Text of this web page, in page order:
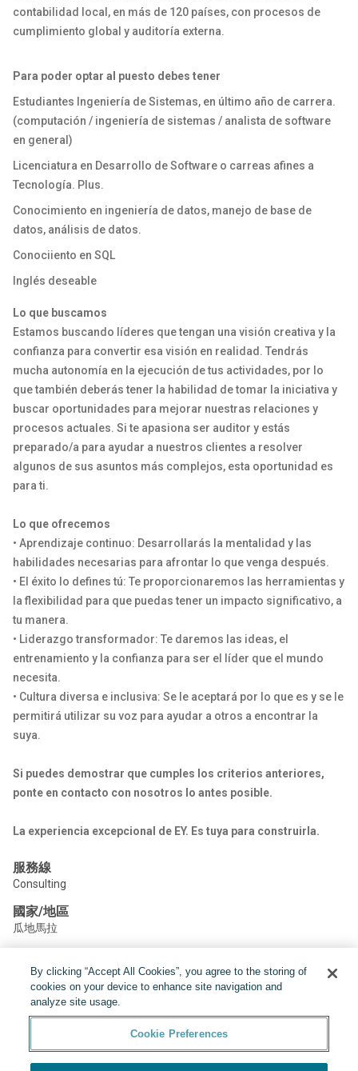
contabilidad local, en más de 120 países, con procesos de
cumplimiento global y auditoría externa.
Para poder optar al puesto debes tener
Estudiantes Ingeniería de Sistemas, en último año de carrera.
(computación / ingeniería de sistemas / analista de software
en general)
Licenciatura en Desarrollo de Software o carreas afines a
Tecnología. Plus.
Conocimiento en ingeniería de datos, manejo de base de
datos, análisis de datos.
Conociiento en SQL
Inglés deseable
Lo que buscamos
Estamos buscando líderes que tengan una visión creativa y la
confianza para convertir esa visión en realidad. Tendrás
mucha autonomía en la ejecución de tus actividades, por lo
que también deberás tener la habilidad de tomar la iniciativa y
buscar oportunidades para mejorar nuestras relaciones y
procesos actuales. Si te apasiona ser auditor y estás
preparado/a para ayudar a nuestros clientes a resolver
algunos de sus asuntos más complejos, esta oportunidad es
para ti.
Lo que ofrecemos
• Aprendizaje continuo: Desarrollarás la mentalidad y las
habilidades necesarias para afrontar lo que venga después.
• El éxito lo defines tú: Te proporcionaremos las herramientas y
la flexibilidad para que puedas tener un impacto significativo, a
tu manera.
• Liderazgo transformador: Te daremos las ideas, el
entrenamiento y la confianza para ser el líder que el mundo
necesita.
• Cultura diversa e inclusiva: Se le aceptará por lo que es y se le
permitirá utilizar su voz para ayudar a otros a encontrar la
suya.
Si puedes demostrar que cumples los criterios anteriores,
ponte en contacto con nosotros lo antes posible.
La experiencia excepcional de EY. Es tuya para construirla.
服務線
Consulting
國家/地區
瓜地馬拉
分享:By clicking “Accept All Cookies”, you agree to the storing of
cookies on your device to enhance site navigation and
analyze site usage.
Cookie Preferences